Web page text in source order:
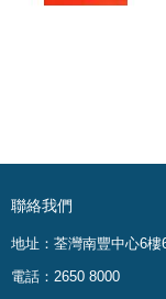
聯絡我們
地址：荃灣南豐中心6樓
電話：2650 8000